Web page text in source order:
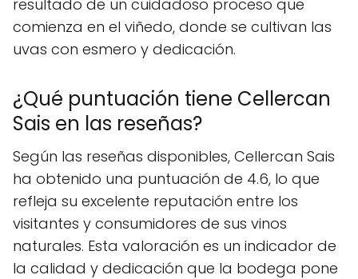
resultado de un cuidadoso proceso que
comienza en el viñedo, donde se cultivan las
uvas con esmero y dedicación.
¿Qué puntuación tiene Cellercan
Sais en las reseñas?
Según las reseñas disponibles, Cellercan Sais
ha obtenido una puntuación de 4.6, lo que
refleja su excelente reputación entre los
visitantes y consumidores de sus vinos
naturales. Esta valoración es un indicador de
la calidad y dedicación que la bodega pone